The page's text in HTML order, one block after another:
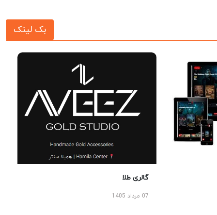
بک لینک
گالری طلا
07 مرداد 1405